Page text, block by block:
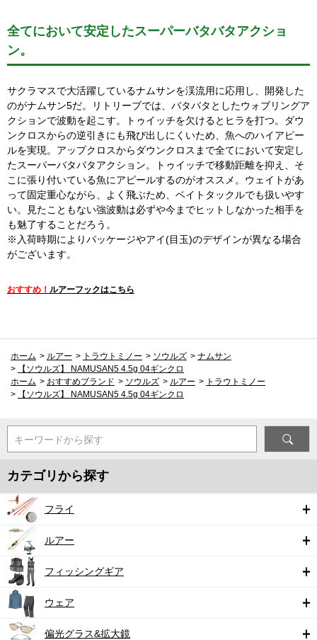
全てにおいて安定したスーパーバタバタアクショ
ン。
サクラマスで大活躍しているナムサンを渓流用に応用し、開発した
のがナムサン5だ。リトリーブでは、バタバタとしたウォブリングア
クションで波動を起こす。トゥイッチを欠けるとヒラを打つ。ダウ
ンクロスからの逆引きにも飛び出しにくいため、魚へのハイアピー
ルを実現。アップクロスからダウンクロスまで全てにおいて安定し
たスーパーバタバタアクション。トゥイッチで移動距離を抑え、そ
こに張り付いている魚にアピールするのがオススメ。ウェイトがあ
って固定重心ながら、よく飛ぶため、ベイトタックルでも扱いやす
い。見たこともない強波動は必ずや今までヒットしなかった相手を
も魅了することだろう。
※入荷時期によりパッケージやアイ(目玉)のデザインが異なる場合
がございます。
おすすめ！ ルアーフックはこちら
ホーム > ルアー > トラウトミノー > ソウルズ > ナムサン
>
【ソウルズ】 NAMUSAN5 4.5g 04ギンクロ
ホーム > おすすめブランド > ソウルズ > ルアー > トラウトミノー
>
【ソウルズ】 NAMUSAN5 4.5g 04ギンクロ
キーワードから探す
カテゴリから探す
フライ
ルアー
フィッシングギア
ウェア
偏光グラス&拡大鏡